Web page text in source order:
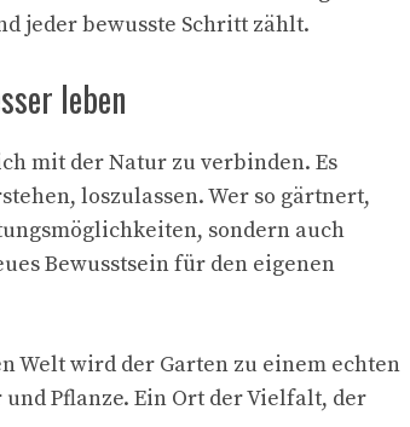
jeder bewusste Schritt zählt.
leben
mit der Natur zu verbinden. Es
loszulassen. Wer so gärtnert,
sondern auch
Bewusstsein für den eigenen
Welt wird der Garten zu einem echten
Pflanze. Ein Ort der Vielfalt, der